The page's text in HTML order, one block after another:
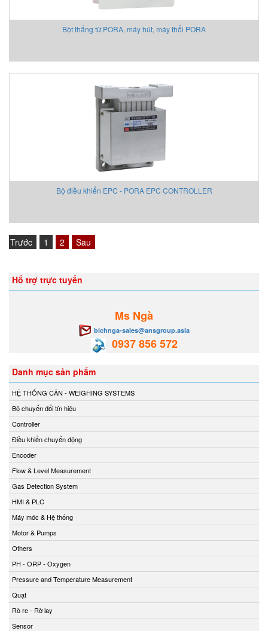
Bột thắng từ PORA, máy hút, máy thổi PORA
Bộ điều khiển EPC - PORA EPC CONTROLLER
Trước 1 2 Sau
Hổ trợ trực tuyến
Ms Ngà
bichnga-sales@ansgroup.asia
0937 856 572
Danh mục sản phẩm
HỆ THỐNG CÂN - WEIGHING SYSTEMS
Bộ chuyển đổi tín hiệu
Controller
Điều khiển chuyển động
Encoder
Flow & Level Measurement
Gas Detection System
HMI & PLC
Máy móc & Hệ thống
Motor & Pumps
Others
PH - ORP - Oxygen
Pressure and Temperature Measurement
Quạt
Rò re - Rờ lay
Sensor